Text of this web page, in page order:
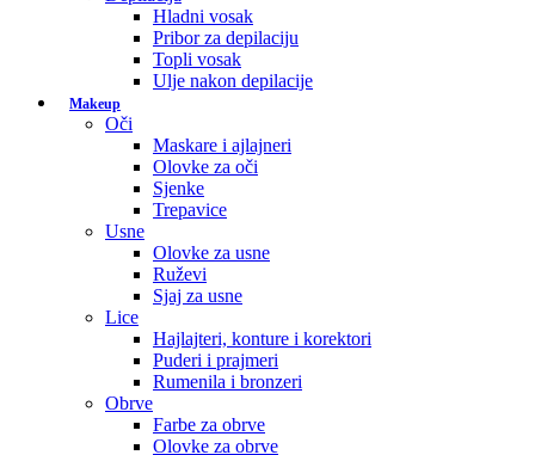
Hladni vosak
Pribor za depilaciju
Topli vosak
Ulje nakon depilacije
Makeup
Oči
Maskare i ajlajneri
Olovke za oči
Sjenke
Trepavice
Usne
Olovke za usne
Ruževi
Sjaj za usne
Lice
Hajlajteri, konture i korektori
Puderi i prajmeri
Rumenila i bronzeri
Obrve
Farbe za obrve
Olovke za obrve